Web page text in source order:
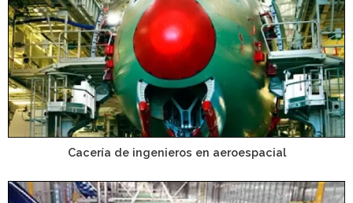
Cacería de ingenieros en aeroespacial